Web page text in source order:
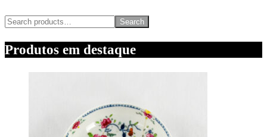
Search
Produtos em destaque